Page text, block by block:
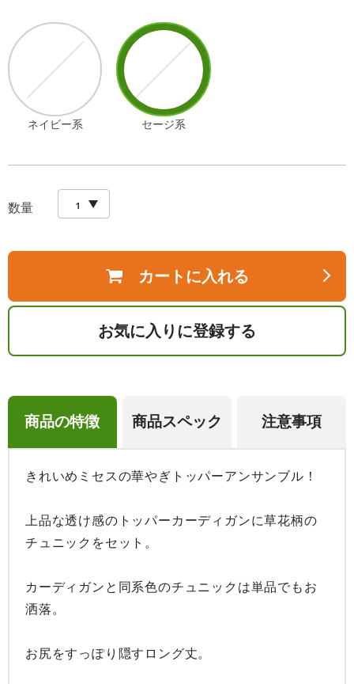
ネイビー系 セージ系
数量
カートに入れる
お気に入りに登録する
商品の特徴 商品スペック 注意事項
きれいめミセスの華やぎトッパーアンサンブル！
上品な透け感のトッパーカーディガンに草花柄の
チュニックをセット。
カーディガンと同系色のチュニックは単品でもお
洒落。
お尻をすっぽり隠すロング丈。